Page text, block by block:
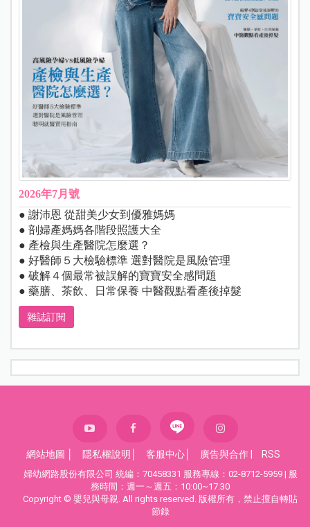
2026年7月號
● 謝沛恩 從甜美少女到優雅媽媽
● 剖婦產媽媽各階段照護大全
● 產檢與生產醫院怎麼選？
● 好醫師５大檢驗標準 選對醫院是風險管理
● 破解４個最常被誤解的寶寶安全感問題
● 藥膳、茶飲、日常保養 中醫觀點看產後掉髮
雜誌訂閱
網站地圖 隱私權說明 客服中心 廣告與合作 RSS
婦幼網路股份有限公司 統編：70458331 服務專線：02-8712-5959 | 服
務時間：週一～週五：10:00~17:30
Copyright © 嬰兒與母親. All rights reserved. 版權所有，禁止擅自轉貼
節錄